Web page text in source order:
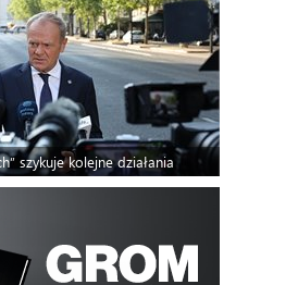
szykuje kolejne działania